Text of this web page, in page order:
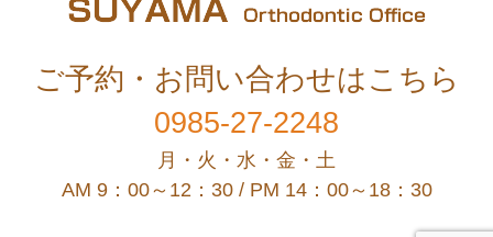
ご予約・お問い合わせはこちら
0985-27-2248
月・火・水・金・土
AM 9：00～12：30 / PM 14：00～18：30